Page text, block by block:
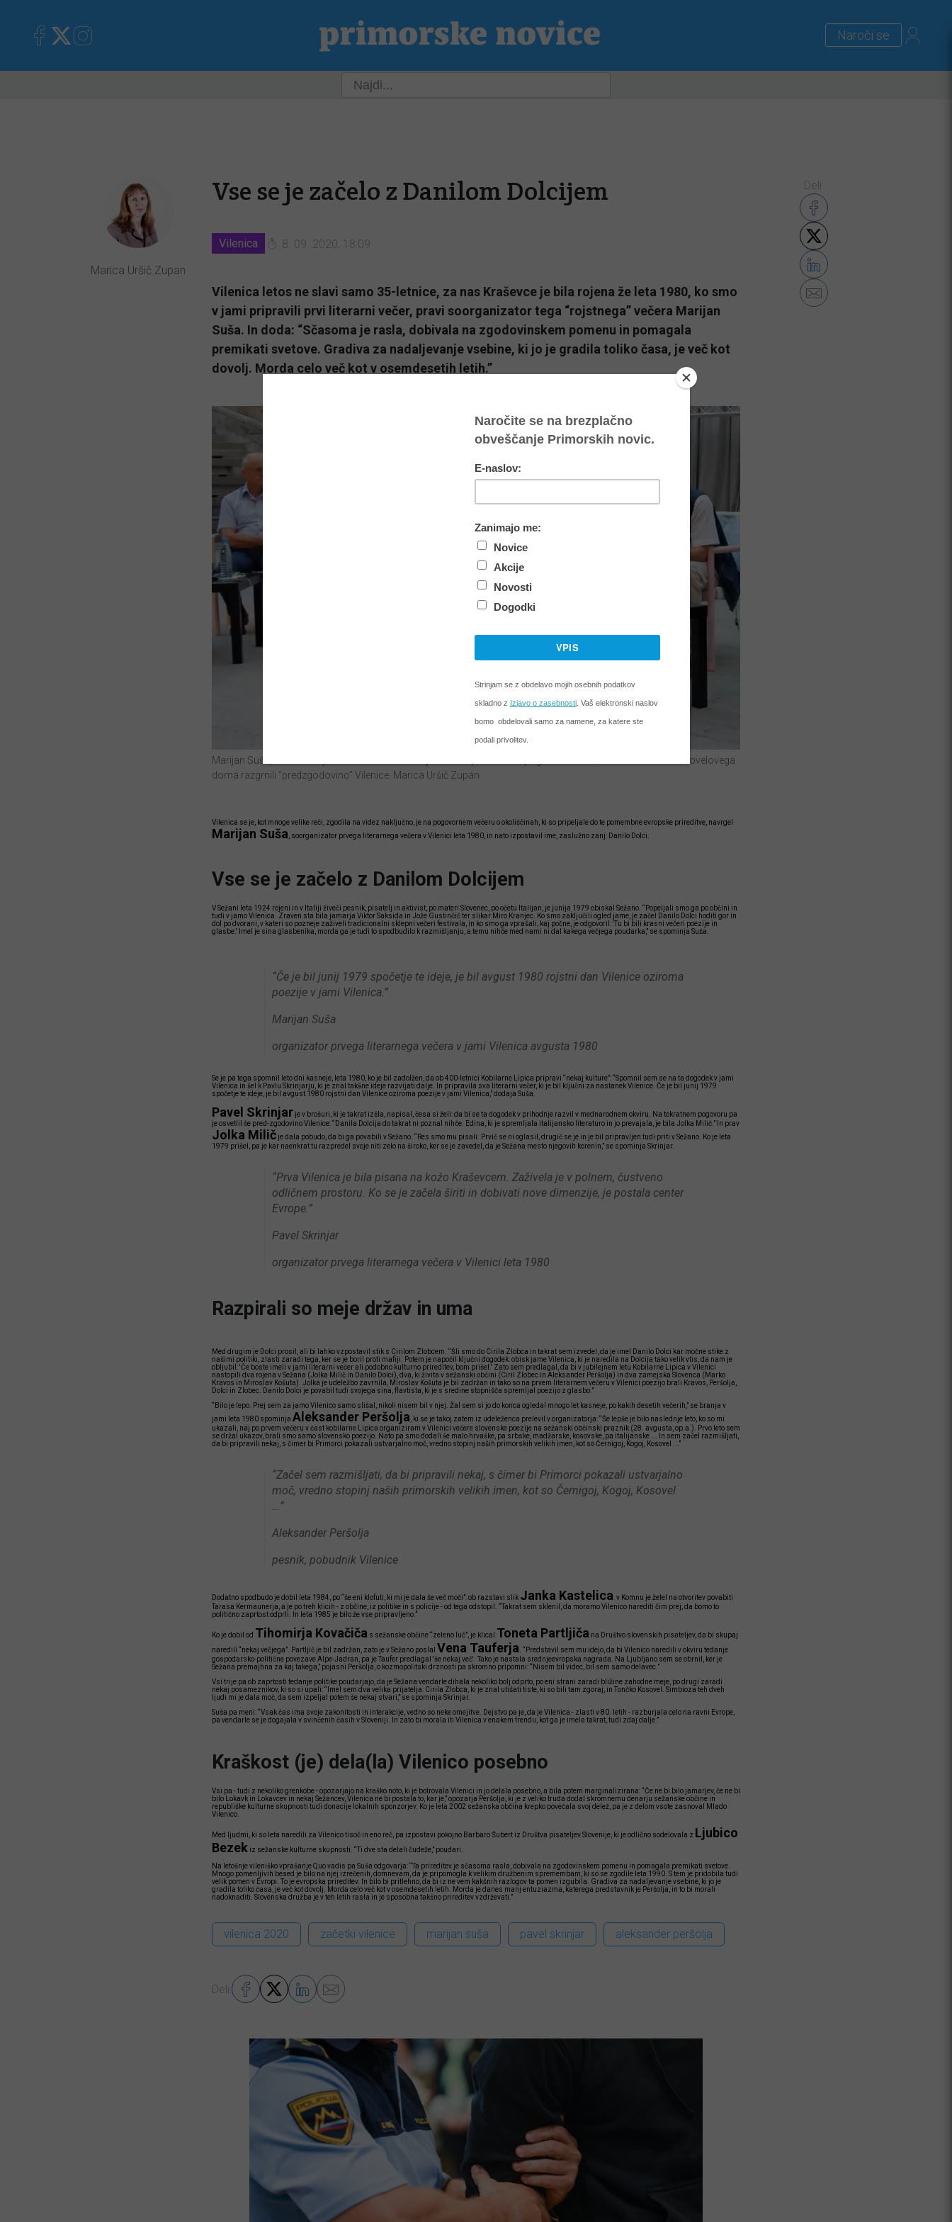
Naroči se
Slovenija
Marica Uršič Zupan
Vse se je začelo z Danilom Dolcijem
Vilenica 8. 09. 2020, 18:09
Vilenica letos ne slavi samo 35-letnice, za nas Kraševce je bila rojena že leta 1980, ko smo
v jami pripravili prvi literarni večer, pravi soorganizator tega “rojstnega” večera Marijan
Suša. In doda: “Sčasoma je rasla, dobivala na zgodovinskem pomenu in pomagala
premikati svetove. Gradiva za nadaljevanje vsebine, ki jo je gradila toliko časa, je več kot
dovolj. Morda celo več kot v osemdesetih letih.”
Marijan Suša, Pavel Skrinjar in Aleksander Peršolja so 4. septembra na pogovornem večeru v amfiteatru Kosovelovega
doma razgrnili “predzgodovino” Vilenice. Marica Uršič Zupan
Vilenica se je, kot mnoge velike reči, zgodila na videz naključno, je na pogovornem večeru o okoliščinah, ki so pripeljale do te pomembne evropske prireditve, navrgel
Marijan Suša, soorganizator prvega literarnega večera v Vilenici leta 1980, in nato izpostavil ime, zaslužno zanj: Danilo Dolci.
Vse se je začelo z Danilom Dolcijem
V Sežani leta 1924 rojeni in v Italiji živeči pesnik, pisatelj in aktivist, po materi Slovenec, po očetu Italijan, je junija 1979 obiskal Sežano. “Popeljali smo ga po občini in
tudi v jamo Vilenica. Zraven sta bila jamarja Viktor Saksida in Jože Gustinčič ter slikar Miro Kranjec. Ko smo zaključili ogled jame, je začel Danilo Dolci hoditi gor in
dol po dvorani, v kateri so pozneje zaživeli tradicionalni sklepni večeri festivala, in ko smo ga vprašali, kaj počne, je odgovoril: 'Tu bi bili krasni večeri poezije in
glasbe.' Imel je sina glasbenika, morda ga je tudi to spodbudilo k razmišljanju, a temu nihče med nami ni dal kakega večjega poudarka,” se spominja Suša.
“Če je bil junij 1979 spočetje te ideje, je bil avgust 1980 rojstni dan Vilenice oziroma
poezije v jami Vilenica.”
Marijan Suša
organizator prvega literarnega večera v jami Vilenica avgusta 1980
Se je pa tega spomnil leto dni kasneje, leta 1980, ko je bil zadolžen, da ob 400-letnici Kobilarne Lipica pripravi “nekaj kulture”: “Spomnil sem se na ta dogodek v jami
Vilenica in šel k Pavlu Skrinjarju, ki je znal takšne ideje razvijati dalje. In pripravila sva literarni večer, ki je bil ključni za nastanek Vilenice. Če je bil junij 1979
spočetje te ideje, je bil avgust 1980 rojstni dan Vilenice oziroma poezije v jami Vilenica,” dodaja Suša.
Pavel Skrinjar je v brošuri, ki je takrat izšla, napisal, česa si želi: da bi se ta dogodek v prihodnje razvil v mednarodnem okviru. Na tokratnem pogovoru pa
je osvetlil še pred-zgodovino Vilenice: “Danila Dolcija do takrat ni poznal nihče. Edina, ki je spremljala italijansko literaturo in jo prevajala, je bila Jolka Milič.” In prav
Jolka Miličje dala pobudo, da bi ga povabili v Sežano. “Res smo mu pisali. Prvič se ni oglasil, drugič se je in je bil pripravljen tudi priti v Sežano. Ko je leta
1979 prišel, pa je kar naenkrat tu razpredel svoje niti zelo na široko, ker se je zavedel, da je Sežana mesto njegovih korenin,” se spominja Skrinjar.
“Prva Vilenica je bila pisana na kožo Kraševcem. Zaživela je v polnem, čustveno
odličnem prostoru. Ko se je začela širiti in dobivati nove dimenzije, je postala center
Evrope.”
Pavel Skrinjar
organizator prvega literarnega večera v Vilenici leta 1980
Razpirali so meje držav in uma
Med drugim je Dolci prosil, ali bi lahko vzpostavil stik s Cirilom Zlobcem. “Šli smo do Cirila Zlobca in takrat sem izvedel, da je imel Danilo Dolci kar močne stike z
našimi politiki, zlasti zaradi tega, ker se je boril proti mafiji. Potem je napočil ključni dogodek: obisk jame Vilenica, ki je naredila na Dolcija tako velik vtis, da nam je
obljubil: 'Če boste imeli v jami literarni večer ali podobno kulturno prireditev, bom prišel.' Zato sem predlagal, da bi v jubilejnem letu Kobilarne Lipica v Vilenici
nastopili dva rojena v Sežana (Jolka Milič in Danilo Dolci), dva, ki živita v sežanski občini (Ciril Zlobec in Aleksander Peršolja) in dva zamejska Slovenca (Marko
Kravos in Miroslav Košuta). Jolka je udeležbo zavrnila, Miroslav Košuta je bil zadržan in tako so na prvem literarnem večeru v Vilenici poezijo brali Kravos, Peršolja,
Dolci in Zlobec. Danilo Dolci je povabil tudi svojega sina, flavtista, ki je s sredine stopnišča spremljal poezijo z glasbo.”
“Bilo je lepo. Prej sem za jamo Vilenico samo slišal, nikoli nisem bil v njej. Žal sem si jo do konca ogledal mnogo let kasneje, po kakih desetih večerih,” se branja v
jami leta 1980 spominja Aleksander Peršolja, ki se je takoj zatem iz udeleženca prelevil v organizatorja: “Še lepše je bilo naslednje leto, ko so mi
ukazali, naj po prvem večeru v čast kobilarne Lipica organiziram v Vilenici večere slovenske poezije na sežanski občinski praznik (28. avgusta, op.a.). Prvo leto sem
se držal ukazov, brali smo samo slovensko poezijo. Nato pa smo dodali še malo hrvaške, pa srbske, madžarske, kosovske, pa italijanske ... In sem začel razmišljati,
da bi pripravili nekaj, s čimer bi Primorci pokazali ustvarjalno moč, vredno stopinj naših primorskih velikih imen, kot so Černigoj, Kogoj, Kosovel ...”
“Začel sem razmišljati, da bi pripravili nekaj, s čimer bi Primorci pokazali ustvarjalno
moč, vredno stopinj naših primorskih velikih imen, kot so Černigoj, Kogoj, Kosovel
...”
Aleksander Peršolja
pesnik, pobudnik Vilenice
Dodatno spodbudo je dobil leta 1984, po “še eni klofuti, ki mi je dala še več moči”: ob razstavi slik Janka Kastelica v Komnu je želel na otvoritev povabiti
Tarasa Kermaunerja, a je po treh klicih - z občine, iz politike in s policije - od tega odstopil. “Takrat sem sklenil, da moramo Vilenico narediti čim prej, da bomo to
politično zaprtost odprli. In leta 1985 je bilo že vse pripravljeno.”
Ko je dobil od Tihomirja Kovačiča s sežanske občine “zeleno luč”, je klical Toneta Partljiča na Društvo slovenskih pisateljev, da bi skupaj
naredili “nekaj večjega”. Partljič je bil zadržan, zato je v Sežano poslal Vena Tauferja. “Predstavil sem mu idejo, da bi Vilenico naredili v okviru tedanje
gospodarsko-politične povezave Alpe-Jadran, pa je Taufer predlagal 'še nekaj več'. Tako je nastala srednjeevropska nagrada. Na Ljubljano sem se obrnil, ker je
Sežana premajhna za kaj takega,” pojasni Peršolja, o kozmopolitski drznosti pa skromno pripomni: “Nisem bil videc, bil sem samo delavec.”
Vsi trije pa ob zaprtosti tedanje politike poudarjajo, da je Sežana vendarle dihala nekoliko bolj odprto, po eni strani zaradi bližine zahodne meje, po drugi zaradi
nekaj posameznikov, ki so si upali: “Imel sem dva velika prijatelja: Cirila Zlobca, ki je znal utišati tiste, ki so bili tam zgoraj, in Tončko Kosovel. Simbioza teh dveh
ljudi mi je dala moč, da sem izpeljal potem še nekaj stvari,” se spominja Skrinjar.
Suša pa meni: “Vsak čas ima svoje zakonitosti in interakcije, vedno so neke omejitve. Dejstvo pa je, da je Vilenica - zlasti v 80. letih - razburjala celo na ravni Evrope,
pa vendarle se je dogajala v svinčenih časih v Sloveniji. In zato bi morala iti Vilenica v enakem trendu, kot ga je imela takrat, tudi zdaj dalje.”
Kraškost (je) dela(la) Vilenico posebno
Vsi pa - tudi z nekoliko grenkobe - opozarjajo na kraško noto, ki je botrovala Vilenici in jo delala posebno, a bila potem marginalizirana: “Če ne bi bilo jamarjev, če ne bi
bilo Lokavk in Lokavcev in nekaj Sežancev, Vilenica ne bi postala to, kar je,” opozarja Peršolja, ki je z veliko truda dodal skromnemu denarju sežanske občine in
republiške kulturne skupnosti tudi donacije lokalnih sponzorjev. Ko je leta 2002 sežanska občina krepko povečala svoj delež, pa je z delom vsote zasnoval Mlado
Vilenico.
Med ljudmi, ki so leta naredili za Vilenico tisoč in eno reč, pa izpostavi pokojno Barbaro Šubert iz Društva pisateljev Slovenije, ki je odlično sodelovala z Ljubico
Bezekiz sežanske kulturne skupnosti. “Ti dve sta delali čudeže,” poudari.
Na letošnje vileniško vprašanje Quo vadis pa Suša odgovarja: “Ta prireditev je sčasoma rasla, dobivala na zgodovinskem pomenu in pomagala premikati svetove.
Mnogo pomenljivih besed je bilo na njej izrečenih, domnevam, da je pripomogla k velikim družbenim spremembam, ki so se zgodile leta 1990. S tem je pridobila tudi
velik pomen v Evropi. To je evropska prireditev. In bilo bi pritlehno, da bi iz ne vem kakšnih razlogov ta pomen izgubila. Gradiva za nadaljevanje vsebine, ki jo je
gradila toliko časa, je več kot dovolj. Morda celo več kot v osemdesetih letih. Morda je danes manj entuziazma, katerega predstavnik je Peršolja, in to bi morali
nadoknaditi. Slovenska družba je v teh letih rasla in je sposobna takšno prireditev vzdrževati.”
vilenica 2020 začetki vilenice marijan suša pavel skrinjar aleksander peršolja
Deli:
Deli: